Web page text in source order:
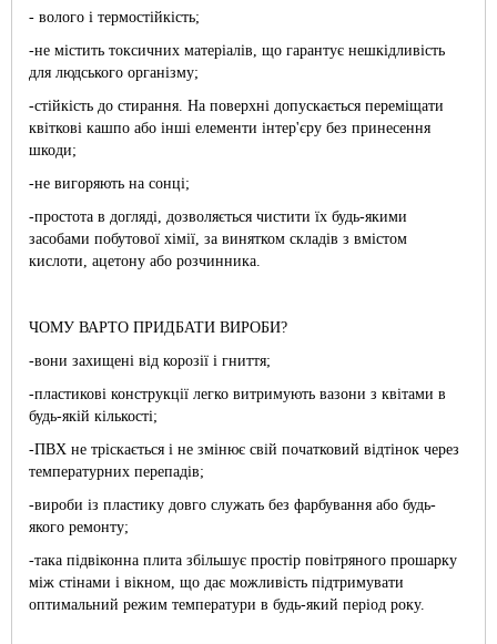
- волого і термостійкість;
-не містить токсичних матеріалів, що гарантує нешкідливість
для людського організму;
-стійкість до стирання. На поверхні допускається переміщати
квіткові кашпо або інші елементи інтер'єру без принесення
шкоди;
-не вигоряють на сонці;
-простота в догляді, дозволяється чистити їх будь-якими
засобами побутової хімії, за винятком складів з вмістом
кислоти, ацетону або розчинника.
ЧОМУ ВАРТО ПРИДБАТИ ВИРОБИ?
-вони захищені від корозії і гниття;
-пластикові конструкції легко витримують вазони з квітами в
будь-якій кількості;
-ПВХ не тріскається і не змінює свій початковий відтінок через
температурних перепадів;
-вироби із пластику довго служать без фарбування або будь-
якого ремонту;
-така підвіконна плита збільшує простір повітряного прошарку
між стінами і вікном, що дає можливість підтримувати
оптимальний режим температури в будь-який період року.